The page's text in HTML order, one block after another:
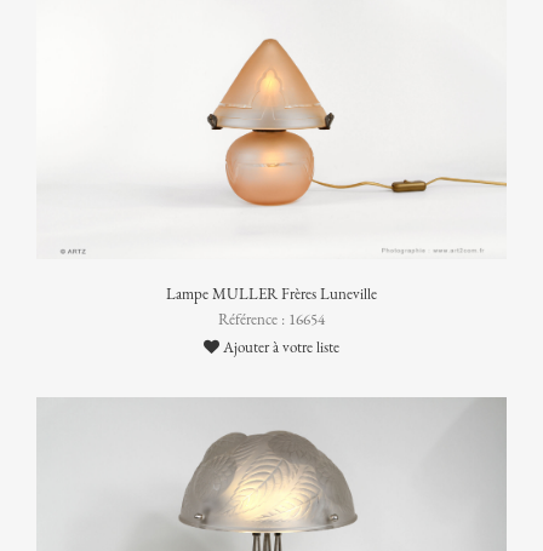
Lampe MULLER Frères Luneville
Référence : 16654
Ajouter à votre liste